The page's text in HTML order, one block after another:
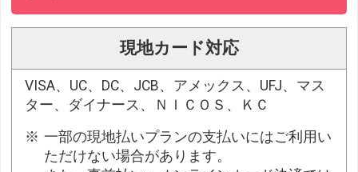
現地カード対応
VISA、UC、DC、JCB、アメックス、UFJ、マス
ター、ダイナース、ＮＩＣＯＳ、ＫＣ
一部の現地払いプランの支払いにはご利用い
ただけない場合があります。